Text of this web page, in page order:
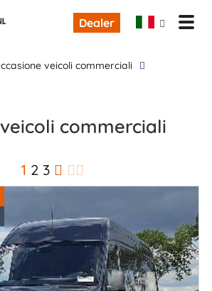
Dealer
occasione veicoli commerciali
1 2 3